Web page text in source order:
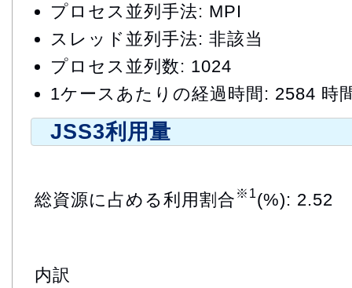
プロセス並列手法: MPI
スレッド並列手法: 非該当
プロセス並列数: 1024
1ケースあたりの経過時間: 2584 時
JSS3利用量
総資源に占める利用割合 ※1(%): 2.52
内訳